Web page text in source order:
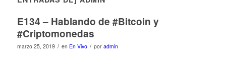
E134 – Hablando de #Bitcoin y
#Criptomonedas
marzo 25, 2019 / en En Vivo / por admin